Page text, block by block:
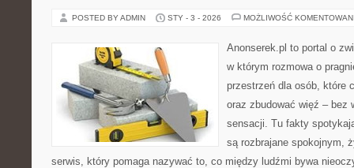
POSTED BY ADMIN STY - 3 - 2026 MOŻLIWOŚĆ
Anonserek.pl to portal o
w którym rozmowa o
przestrzeń dla osób, które
oraz zbudować więź – bez
sensacji. Tu fakty
są rozbrajane spokojnym,
serwis, który pomaga nazywać to, co między ludźmi bywa